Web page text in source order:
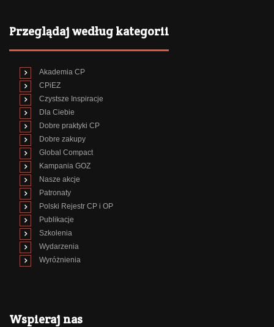
Przeglądaj według kategorii
Akademia CP
CPiEZ
Czystsze Inspiracje
Dla Ciebie
Dobre praktyki CP
Dobre zakupy
Global Compact
Kampania GOZ
Nasze akcje
Patronaty
Polski Rejestr CP i OP
Publikacje
Szkolenia
Wydarzenia
Wyróżnienia
Wspieraj nas